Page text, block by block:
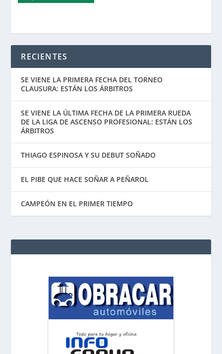
RECIENTES
SE VIENE LA PRIMERA FECHA DEL TORNEO
CLAUSURA: ESTÁN LOS ÁRBITROS
SE VIENE LA ÚLTIMA FECHA DE LA PRIMERA RUEDA
DE LA LIGA DE ASCENSO PROFESIONAL: ESTÁN LOS
ÁRBITROS
THIAGO ESPINOSA Y SU DEBUT SOÑADO
EL PIBE QUE HACE SOÑAR A PEÑAROL
CAMPEÓN EN EL PRIMER TIEMPO